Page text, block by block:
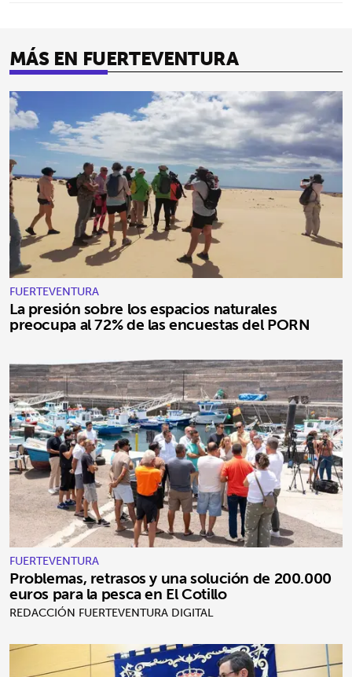
MÁS EN FUERTEVENTURA
FUERTEVENTURA
La presión sobre los espacios naturales
preocupa al 72% de las encuestas del PORN
FUERTEVENTURA
Problemas, retrasos y una solución de 200.000
euros para la pesca en El Cotillo
REDACCIÓN FUERTEVENTURA DIGITAL